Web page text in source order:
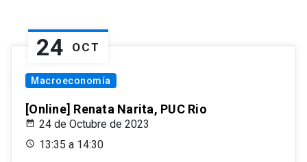
24 OCT
Macroeconomía
[Online] Renata Narita, PUC Rio
24 de Octubre de 2023
13:35 a 14:30